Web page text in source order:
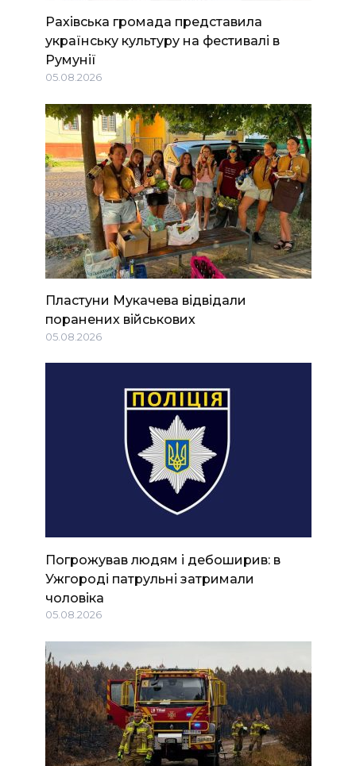
Рахівська громада представила
українську культуру на фестивалі в
Румунії
05.08.2026
Пластуни Мукачева відвідали
поранених військових
05.08.2026
Погрожував людям і дебоширив: в
Ужгороді патрульні затримали
чоловіка
05.08.2026